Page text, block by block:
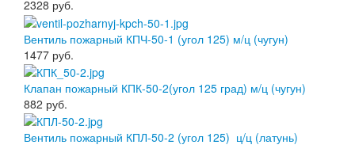
2328 руб.
Вентиль пожарный КПЧ-50-1 (угол 125) м/ц (чугун)
1477 руб.
Клапан пожарный КПК-50-2(угол 125 град) м/ц (чугун)
882 руб.
Вентиль пожарный КПЛ-50-2 (угол 125) ц/ц (латунь)